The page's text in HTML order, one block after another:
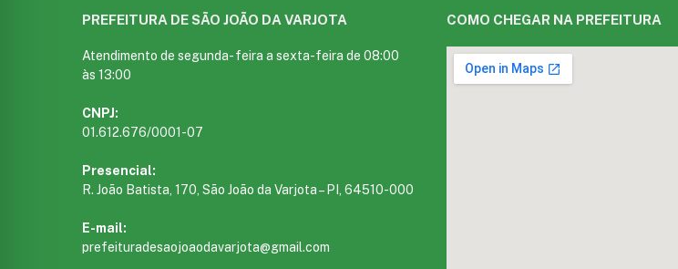
PREFEITURA DE SÃO JOÃO DA VARJOTA
Atendimento de segunda- feira a sexta-feira de 08:00
às 13:00
CNPJ:
01.612.676/0001-07
Presencial:
R. João Batista, 170, São João da Varjota – PI, 64510-000
E-mail:
prefeituradesaojoaodavarjota@gmail.com
COMO CHEGAR NA PREFEITURA